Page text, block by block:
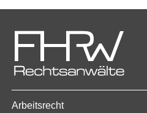
Arbeitsrecht